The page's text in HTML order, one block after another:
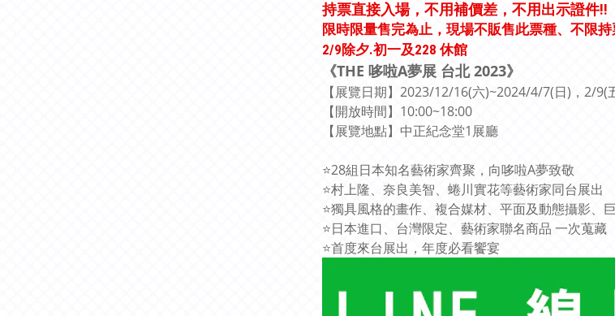
持票直接入場，不用補價差，不用出示證件!!
限時限量售完為止，現場不販售此票種、不限
2/9除夕.初一及228 休館
《THE 哆啦A夢展 台北 2023》
【展覽日期】2023/12/16(六)~2024/4/7(日)，2/9(
【開放時間】10:00~18:00
【展覽地點】中正紀念堂1展廳
⭐28組日本知名藝術家齊聚，向哆啦A夢致敬 ​
⭐村上隆、奈良美智、蜷川實花等藝術家同台展出
⭐獨具風格的畫作、複合媒材、平面及動態攝影、
⭐日本進口、台灣限定、藝術家聯名商品 一次蒐藏
⭐首度來台展出，年度必看饗宴